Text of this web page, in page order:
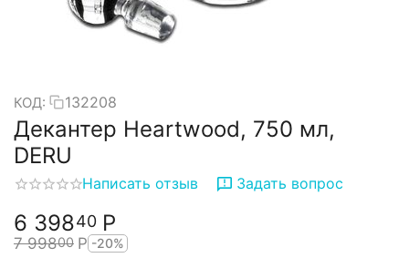
КОД: 132208
Декантер Heartwood, 750 мл,
DERU
Написать отзыв Задать вопрос
6 39840 Р
7 99800 Р -20%